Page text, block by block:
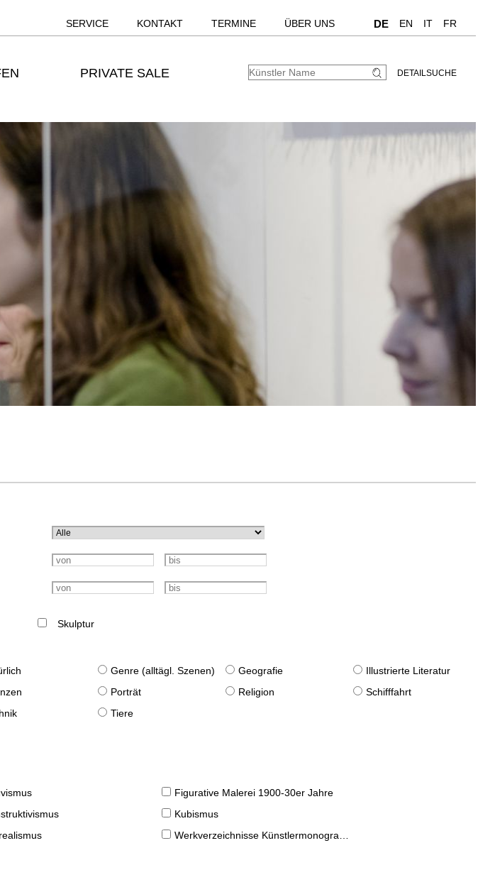
SERVICE KONTAKT TERMINE ÜBER UNS DE EN IT FR
PRIVATE SALE DETAILSUCHE
Skulptur
Genre (alltägl. Szenen) Geografie
Illustrierte Literatur
Porträt Religion
Schifffahrt
Tiere
Figurative Malerei 1900-30er Jahre
Kubismus
Werkverzeichnisse Künstlermonographien